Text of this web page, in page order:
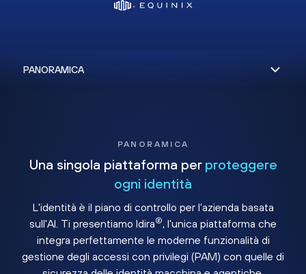
PANORAMICA
Una singola piattaforma per proteggere
ogni identità
L'identità è il piano di controllo per l'azienda basata
sull'AI. Ti presentiamo Idira®, l'unica piattaforma che
integra perfettamente le moderne funzionalità di
gestione degli accessi con privilegi (PAM) con quelle di